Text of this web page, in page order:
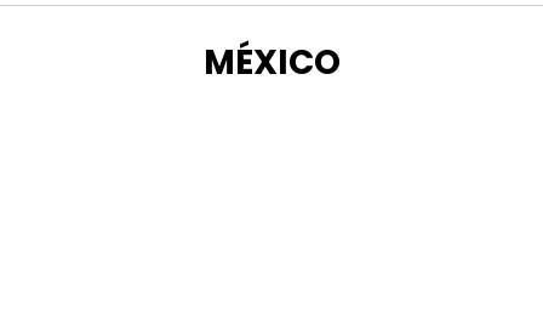
CATEGORÍA
:
MÉXICO